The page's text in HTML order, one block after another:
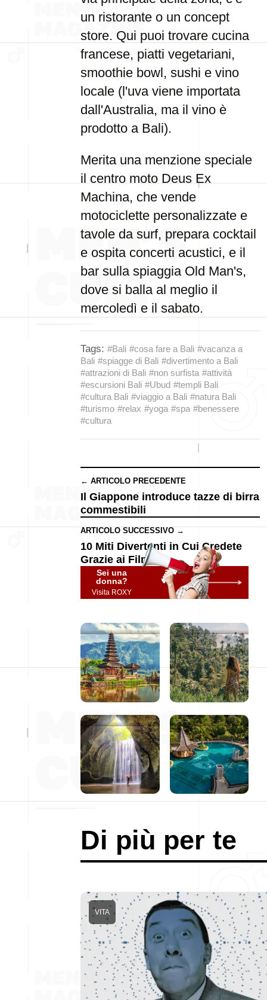
un ristorante o un concept
store. Qui puoi trovare cucina
francese, piatti vegetariani,
smoothie bowl, sushi e vino
locale (l'uva viene importata
dall'Australia, ma il vino è
prodotto a Bali).
Merita una menzione speciale
il centro moto Deus Ex
Machina, che vende
motociclette personalizzate e
tavole da surf, prepara cocktail
e ospita concerti acustici, e il
bar sulla spiaggia Old Man's,
dove si balla al meglio il
mercoledì e il sabato.
Tags: #Bali #cosa fare a Bali #vacanza a
Bali #spiagge di Bali #divertimento a Bali
#attrazioni di Bali #non surfista #attività
#escursioni Bali #Ubud #templi Bali
#cultura Bali #viaggio a Bali #natura Bali
#turismo #relax #yoga #spa #benessere
#cultura
← ARTICOLO PRECEDENTE
Il Giappone introduce tazze di birra
commestibili
ARTICOLO SUCCESSIVO →
10 Miti Divertenti in Cui Credete
Grazie ai Film
Sei una
donna?
Visita ROXY
Di più per te
VITA